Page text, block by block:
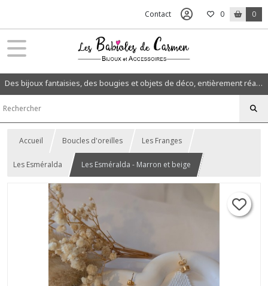
Contact 0 0
Des bijoux fantaisies, des bougies et objets de déco, entièrement réalisés à la main dans mon atelier en Normandie.
Accueil Boucles d'oreilles Les Franges
Les Esméralda Les Esméralda - Marron et beige